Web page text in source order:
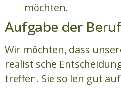
möchten.
Aufgabe der
Wir möchten, dass
realistische
treffen. Sie sollen gut